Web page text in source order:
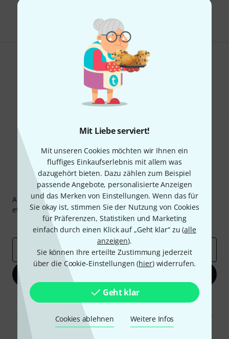
Mit Liebe serviert!
Mit unseren Cookies möchten wir Ihnen ein
fluffiges Einkaufserlebnis mit allem was
dazugehört bieten. Dazu zählen zum Beispiel
passende Angebote, personalisierte Anzeigen
und das Merken von Einstellungen. Wenn das für
Sie okay ist, stimmen Sie der Nutzung von Cookies
für Präferenzen, Statistiken und Marketing
einfach durch einen Klick auf „Geht klar“ zu (alle
anzeigen).
Sie können Ihre erteilte Zustimmung jederzeit
über die Cookie-Einstellungen (hier) widerrufen.
Geht klar
Cookies ablehnen Weitere Infos
Gefällt Ihnen, was Sie sehen?
Teilen Hilfe & Feedback
Thomann Newsletter
Abonniere den Thomann Newsletter und gewinne mit
etwas Glück einen von50 Gutscheinenüber jeweils50€
Inspirierende Beiträge
Deals Thomann Insights
E-Mail-Adresse*
Mit Klick auf „Jetzt anmelden“ stimmen Sie dem Erhalt von E-Mail-
Werbung und einer Messung des E-Mail-Nutzungsverhaltens zu. Die
Abmeldung ist jederzeit möglich. Weitere Informationen finden Sie in
unserenDatenschutzhinweisen .